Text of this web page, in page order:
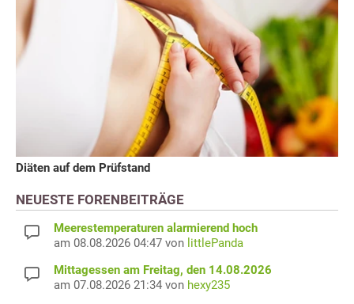
Diäten auf dem Prüfstand
NEUESTE FORENBEITRÄGE
Meerestemperaturen alarmierend hoch
am 08.08.2026 04:47 von littlePanda
Mittagessen am Freitag, den 14.08.2026
am 07.08.2026 21:34 von hexy235